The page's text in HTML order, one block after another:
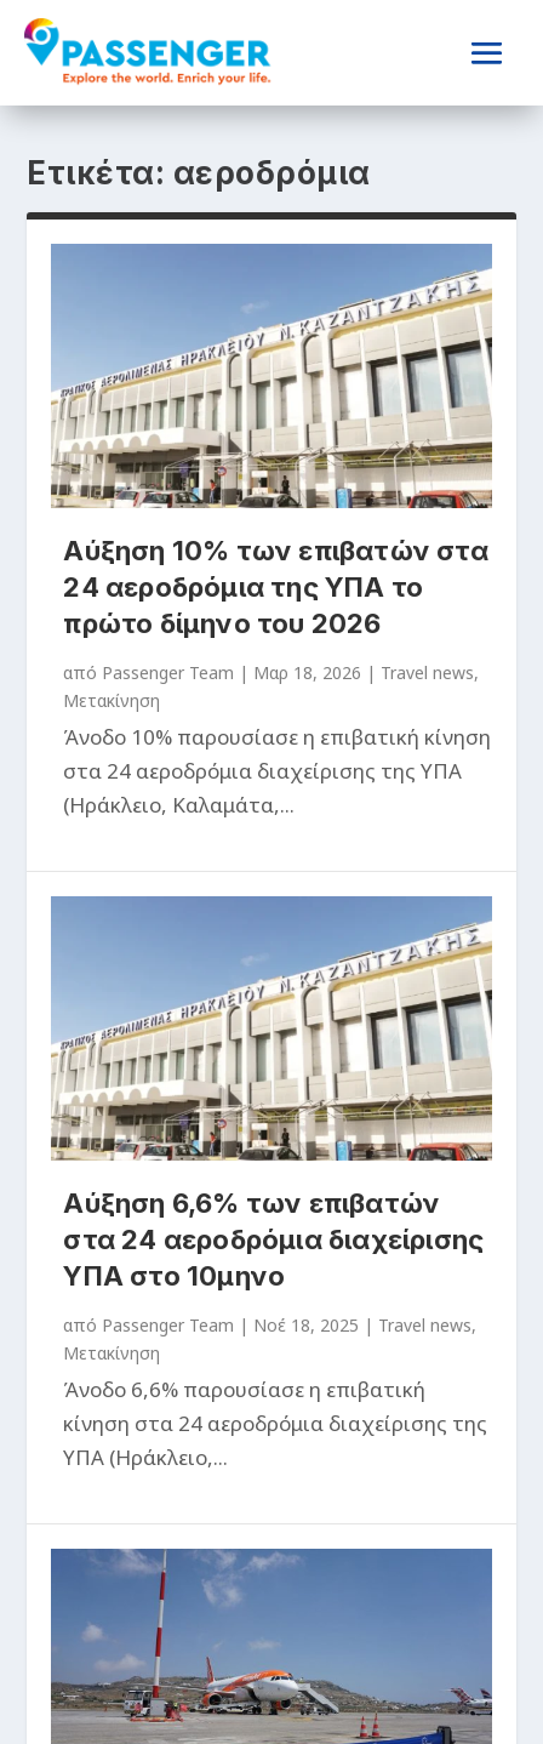
Ετικέτα: αεροδρόμια
Αύξηση 10% των επιβατών στα
24 αεροδρόμια της ΥΠΑ το
πρώτο δίμηνο του 2026
από Passenger Team | Μαρ 18, 2026 | Travel news,
Μετακίνηση
Άνοδο 10% παρουσίασε η επιβατική κίνηση
στα 24 αεροδρόμια διαχείρισης της ΥΠΑ
(Ηράκλειο, Καλαμάτα,...
Αύξηση 6,6% των επιβατών
στα 24 αεροδρόμια διαχείρισης
ΥΠΑ στο 10μηνο
από Passenger Team | Νοέ 18, 2025 | Travel news,
Μετακίνηση
Άνοδο 6,6% παρουσίασε η επιβατική
κίνηση στα 24 αεροδρόμια διαχείρισης της
ΥΠΑ (Ηράκλειο,...